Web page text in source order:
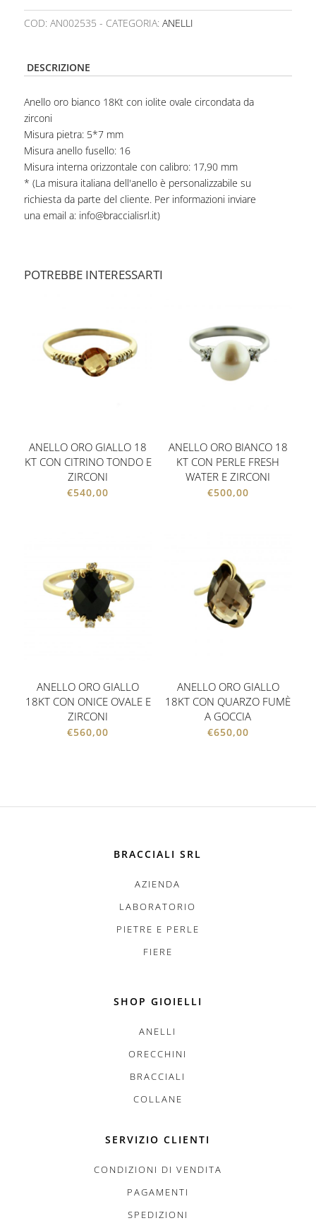
COD: AN002535 CATEGORIA: ANELLI
DESCRIZIONE
Anello oro bianco 18Kt con iolite ovale circondata da
zirconi
Misura pietra: 5*7 mm
Misura anello fusello: 16
Misura interna orizzontale con calibro: 17,90 mm
* (La misura italiana dell'anello è personalizzabile su
richiesta da parte del cliente. Per informazioni inviare
una email a: info@braccialisrl.it)
POTREBBE INTERESSARTI
ANELLO ORO GIALLO 18
KT CON CITRINO TONDO E
ZIRCONI
€540,00
ANELLO ORO BIANCO 18
KT CON PERLE FRESH
WATER E ZIRCONI
€500,00
ANELLO ORO GIALLO
18KT CON ONICE OVALE E
ZIRCONI
€560,00
ANELLO ORO GIALLO
18KT CON QUARZO FUMÈ
A GOCCIA
€650,00
BRACCIALI SRL
AZIENDA
LABORATORIO
PIETRE E PERLE
FIERE
SHOP GIOIELLI
ANELLI
ORECCHINI
BRACCIALI
COLLANE
SERVIZIO CLIENTI
CONDIZIONI DI VENDITA
PAGAMENTI
SPEDIZIONI